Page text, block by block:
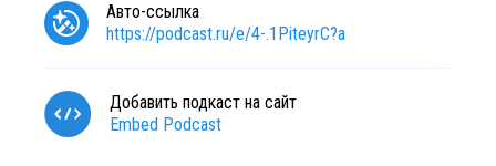
Авто-ссылка
https://podcast.ru/e/4-.1PiteyrC?a
Добавить подкаст на сайт
Embed Podcast